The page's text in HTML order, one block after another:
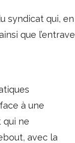
syndicat qui, en
que l’entrave
à une
qui ne
avec la